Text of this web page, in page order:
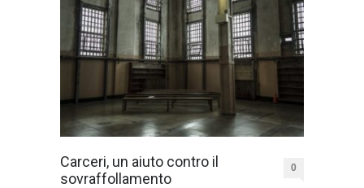
Carceri, un aiuto contro il
sovraffollamento
0